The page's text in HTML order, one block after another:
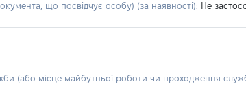
що посвідчує особу) (за наявності): Не
(або місце майбутньої роботи чи проходження